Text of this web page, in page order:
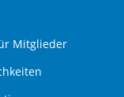
Mitglieder